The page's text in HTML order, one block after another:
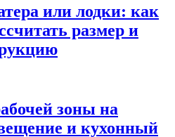
или лодки: как
размер и
зоны на
и кухонный